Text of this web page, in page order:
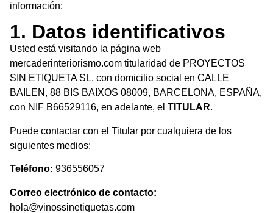
información:
1. Datos identificativos
Usted está visitando la página web
mercaderinteriorismo.com titularidad de PROYECTOS
SIN ETIQUETA SL, con domicilio social en CALLE
BAILEN, 88 BIS BAIXOS 08009, BARCELONA, ESPAÑA,
con NIF B66529116, en adelante, el TITULAR.
Puede contactar con el Titular por cualquiera de los
siguientes medios:
Teléfono: 936556057
Correo electrónico de contacto:
hola@vinossinetiquetas.com